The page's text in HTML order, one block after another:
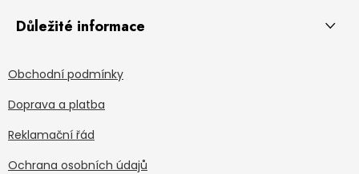
Důležité informace
Obchodní podmínky
Doprava a platba
Reklamační řád
Ochrana osobních údajů